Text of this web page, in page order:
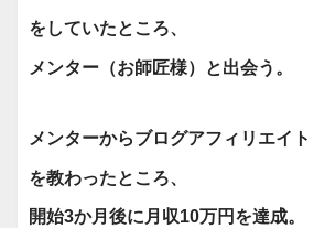
を していたところ、
メンター （お師匠様） と出会う。
メンターからブログアフィリエイト
を教わったところ、
開始3か月後に月収10万円を達成。